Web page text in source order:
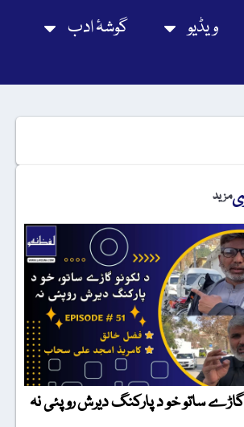
ویڈیو گوشۂ ادب
مزید
گاڑے ساتو خو د پارکنگ دیرش روپئی نہ